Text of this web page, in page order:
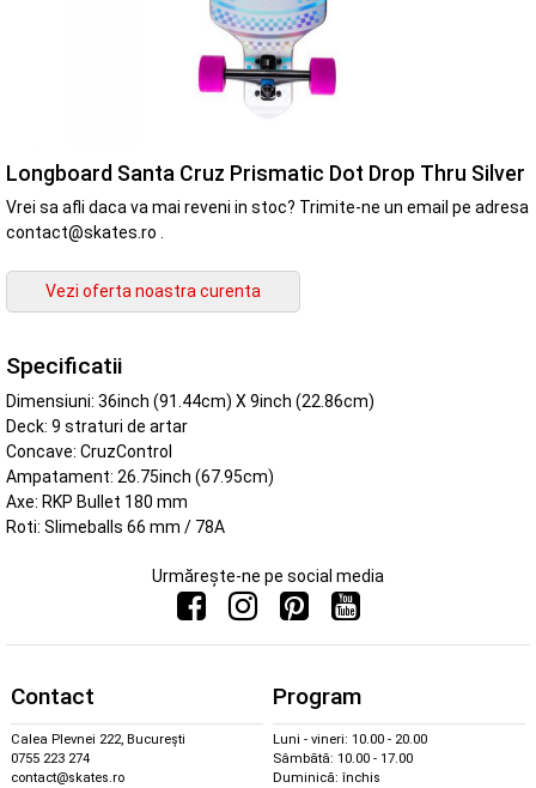
Longboard Santa Cruz Prismatic Dot Drop Thru Silver
Vrei sa afli daca va mai reveni in stoc? Trimite-ne un email pe adresa
contact@skates.ro .
Specificatii
Dimensiuni: 36inch (91.44cm) X 9inch (22.86cm)
Deck: 9 straturi de artar
Concave: CruzControl
Ampatament: 26.75inch (67.95cm)
Axe: RKP Bullet 180 mm
Roti: Slimeballs 66 mm / 78A
Urmărește-ne pe social media
Contact
Calea Plevnei 222, București
0755 223 274
contact@skates.ro
Program
Luni - vineri: 10.00 - 20.00
Sâmbătă: 10.00 - 17.00
Duminică: închis